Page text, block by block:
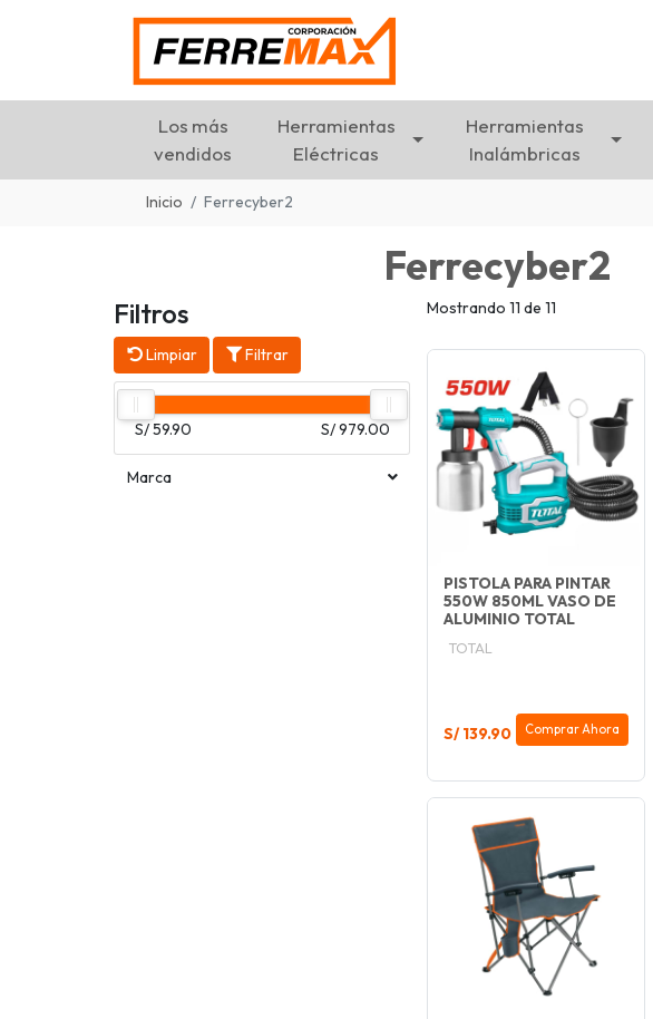
Los más
vendidos
Herramientas
Eléctricas
Herramientas
Inalámbricas
Inicio Ferrecyber2
Ferrecyber2
Filtros
Limpiar Filtrar
S/ 59.90 S/ 979.00
Marca
Mostrando 11 de 11
PISTOLA PARA PINTAR
550W 850ML VASO DE
ALUMINIO TOTAL
TOTAL
S/ 139.90 Comprar Ahora